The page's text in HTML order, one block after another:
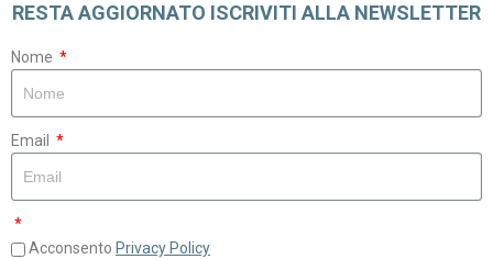
RESTA AGGIORNATO ISCRIVITI ALLA NEWSLETTER
Nome
Email
Acconsento Privacy Policy